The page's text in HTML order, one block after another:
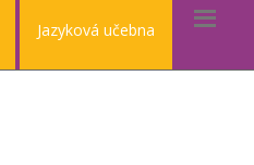
Jazyková učebna